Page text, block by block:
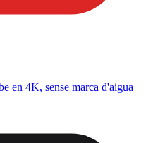
en 4K, sense marca d'aigua